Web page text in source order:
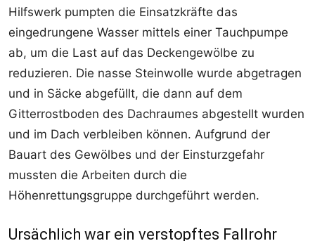
Hilfswerk pumpten die Einsatzkräfte das
eingedrungene Wasser mittels einer Tauchpumpe
ab, um die Last auf das Deckengewölbe zu
reduzieren. Die nasse Steinwolle wurde abgetragen
und in Säcke abgefüllt, die dann auf dem
Gitterrostboden des Dachraumes abgestellt wurden
und im Dach verbleiben können. Aufgrund der
Bauart des Gewölbes und der Einsturzgefahr
mussten die Arbeiten durch die
Höhenrettungsgruppe durchgeführt werden.
Ursächlich war ein verstopftes Fallrohr